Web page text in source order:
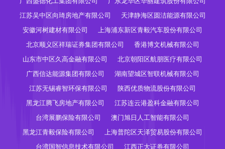
江苏吴中区向琦房地产有限公司
天津静海区圆洁能源有限公司
安徽河树建材有限公司
上海浦东新区青毅汽车股份有限公司
北京顺义区祥瑞证券集团有限公司
香港博文机械有限公司
山东市中区久高金融有限公司
北京朝阳区航朋医疗有限公司
广西信达能源集团有限公司
湖南望城区智联机械有限公司
江苏无锡睿智环保有限公司
陕西优质物流股份有限公司
黑龙江腾飞房地产有限公司
江苏连云港盈科金融有限公司
台湾展鹏保险有限公司
澳门旭日人工智能有限公司
黑龙江青毅保险有限公司
上海普陀区天泽贸易股份有限公司
台湾国智信息技术有限公司
江西正大证券有限公司